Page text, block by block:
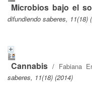
Microbios bajo el
difundiendo saberes, 11(18)
Cannabis / Fabiana
saberes, 11(18) (2014)